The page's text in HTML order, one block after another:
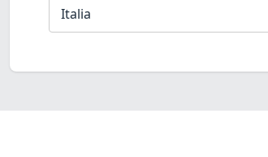
Italia